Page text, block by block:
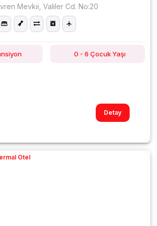
Mevkii, Valiler Cd. No:20
0 - 6 Çocuk Yaşı
Detay